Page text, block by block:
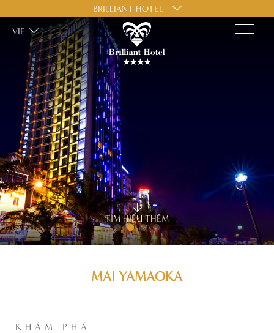
TÌM HIỂU THÊM
VIE
BRILLIANT HOTEL
MAI YAMAOKA
KHÁM PHÁ